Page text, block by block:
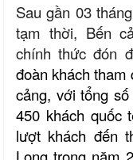
Sau gần 03
tạm thời, Bến
chính thức đón
đoàn khách tham
cảng, với tổng
450 khách quốc
lượt khách đến